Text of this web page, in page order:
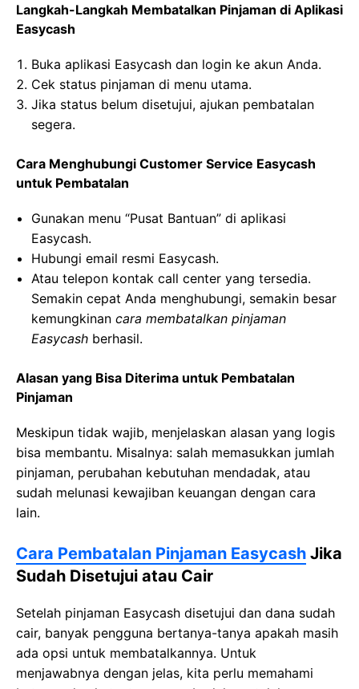
Langkah-Langkah Membatalkan Pinjaman di Aplikasi
Easycash
Buka aplikasi Easycash dan login ke akun Anda.
Cek status pinjaman di menu utama.
Jika status belum disetujui, ajukan pembatalan
segera.
Cara Menghubungi Customer Service Easycash
untuk Pembatalan
Gunakan menu “Pusat Bantuan” di aplikasi
Easycash.
Hubungi email resmi Easycash.
Atau telepon kontak call center yang tersedia.
Semakin cepat Anda menghubungi, semakin besar
kemungkinancara membatalkan pinjaman
Easycash berhasil.
Alasan yang Bisa Diterima untuk Pembatalan
Pinjaman
Meskipun tidak wajib, menjelaskan alasan yang logis
bisa membantu. Misalnya: salah memasukkan jumlah
pinjaman, perubahan kebutuhan mendadak, atau
sudah melunasi kewajiban keuangan dengan cara
lain.
Cara Pembatalan Pinjaman Easycash Jika
Sudah Disetujui atau Cair
Setelah pinjaman Easycash disetujui dan dana sudah
cair, banyak pengguna bertanya-tanya apakah masih
ada opsi untuk membatalkannya. Untuk
menjawabnya dengan jelas, kita perlu memahami